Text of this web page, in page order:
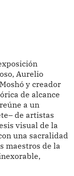
Aurelio
y creador
de alcance
a un
de artistas
visual de la
una sacralidad
maestros de la